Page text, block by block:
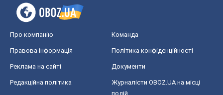
Про компанію Команда
Правова інформація Політика конфіденційності
Реклама на сайті Документи
Редакційна політика
Журналісти OBOZ.UA на місці
подій